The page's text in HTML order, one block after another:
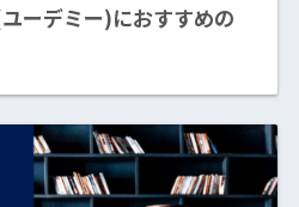
ーデミー)におすすめの